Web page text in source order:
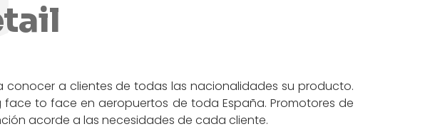
a clientes de todas las nacionalidades su producto.
face to face en aeropuertos de toda España. Promotores de
acorde a las necesidades de cada cliente.